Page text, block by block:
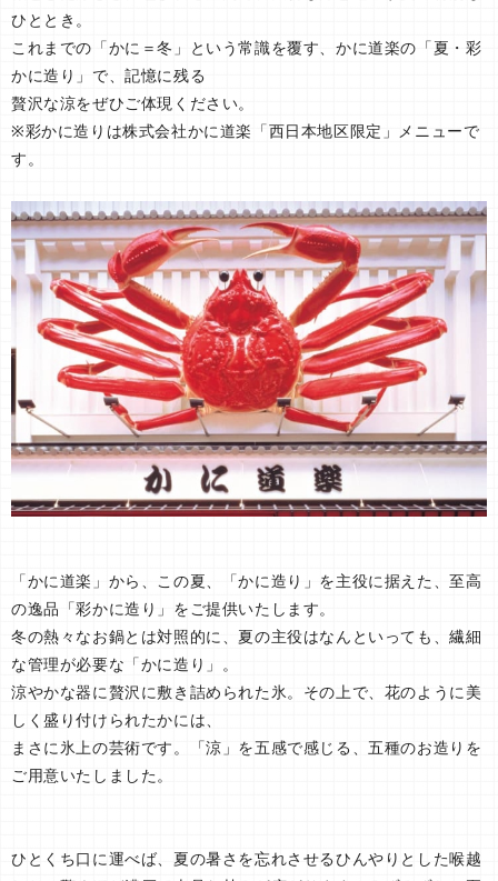
ひととき。
これまでの「かに＝冬」という常識を覆す、かに道楽の「夏・彩
かに造り」で、記憶に残る
贅沢な涼をぜひご体現ください。
※彩かに造りは株式会社かに道楽「西日本地区限定」メニューで
す。
「かに道楽」から、この夏、「かに造り」を主役に据えた、至高
の逸品「彩かに造り」をご提供いたします。
冬の熱々なお鍋とは対照的に、夏の主役はなんといっても、繊細
な管理が必要な「かに造り」。
涼やかな器に贅沢に敷き詰められた氷。その上で、花のように美
しく盛り付けられたかには、
まさに氷上の芸術です。「涼」を五感で感じる、五種のお造りを
ご用意いたしました。
ひとくち口に運べば、夏の暑さを忘れさせるひんやりとした喉越